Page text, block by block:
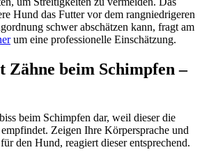
Hund das Futter vor dem rangniedrigeren
schwer abschätzen kann, fragt am
um eine professionelle Einschätzung.
Zähne beim Schimpfen –
beim Schimpfen dar, weil dieser die
Zeigen Ihre Körpersprache und
den Hund, reagiert dieser entsprechend.